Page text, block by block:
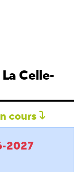
Celle-
cours
2027